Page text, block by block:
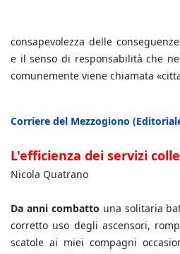
consapevolezza delle
e il senso di responsabilità che
comunemente viene chiamata
Corriere del Mezzogiono
L'efficienza dei servizi
Nicola Quatrano
Da anni combatto una solitaria
corretto uso degli ascensori,
scatole ai miei compagni